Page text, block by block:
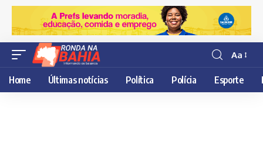
Resisor
de
fonte
Aa
Home Últimas notícias Política Polícia Esporte